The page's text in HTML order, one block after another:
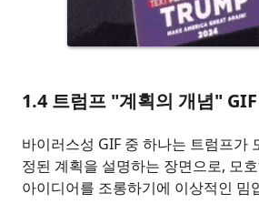
1.4 트럼프 "계획의 개념" GIF
바이러스성 GIF 중 하나는 트럼프가
정된 계획을 설명하는 장면으로, 모
아이디어를 조롱하기에 이상적인 밈